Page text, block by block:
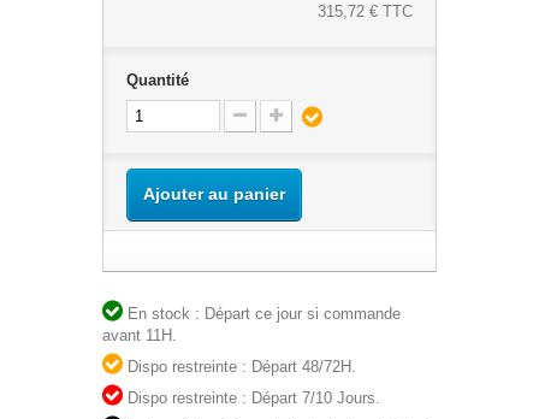
315,72 € TTC
Quantité
Ajouter au panier
En stock : Départ ce jour si commande
avant 11H.
Dispo restreinte : Départ 48/72H.
Dispo restreinte : Départ 7/10 Jours.